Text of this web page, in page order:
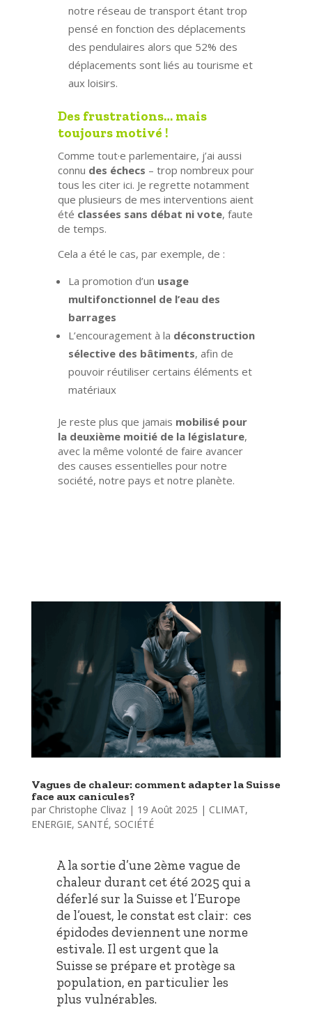
notre réseau de transport étant trop
pensé en fonction des déplacements
des pendulaires alors que 52% des
déplacements sont liés au tourisme et
aux loisirs.
Des frustrations… mais
toujours motivé !
Comme tout·e parlementaire, j’ai aussi
connu des échecs – trop nombreux pour
tous les citer ici. Je regrette notamment
que plusieurs de mes interventions aient
été classées sans débat ni vote, faute
de temps.
Cela a été le cas, par exemple, de :
La promotion d’un usage
multifonctionnel de l’eau des
barrages
L’encouragement à la déconstruction
sélective des bâtiments, afin de
pouvoir réutiliser certains éléments et
matériaux
Je reste plus que jamais mobilisé pour
la deuxième moitié de la législature,
avec la même volonté de faire avancer
des causes essentielles pour notre
société, notre pays et notre planète.
Vagues de chaleur: comment adapter la Suisse
face aux canicules?
par Christophe Clivaz| 19 Août 2025 | CLIMAT,
ENERGIE, SANTÉ, SOCIÉTÉ
A la sortie d’une 2ème vague de
chaleur durant cet été 2025 qui a
déferlé sur la Suisse et l’Europe
de l’ouest, le constat est clair: ces
épidodes deviennent une norme
estivale. Il est urgent que la
Suisse se prépare et protège sa
population, en particulier les
plus vulnérables.